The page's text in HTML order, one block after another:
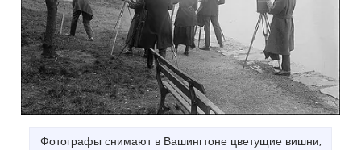
Фотографы снимают в Вашингтоне цветущие вишни,